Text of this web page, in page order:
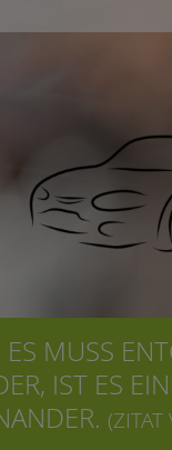
MUSS
IST ES
(ZITAT